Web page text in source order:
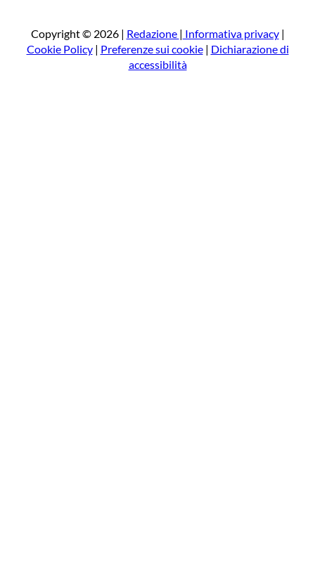
a
Copyright © 2026 | Redazione | Informativa privacy|
Cookie Policy| Preferenze sui cookie| Dichiarazione di
accessibilità